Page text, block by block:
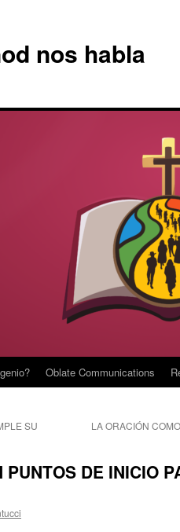
nos habla
Oblate Communications
SU
LA ORACIÓN
PUNTOS DE INICIO